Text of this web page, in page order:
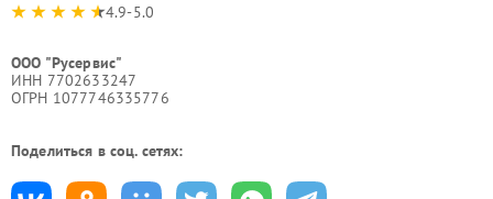
4.9-5.0
ООО "Русервис"
ИНН 7702633247
ОГРН 1077746335776
Поделиться в соц. сетях: